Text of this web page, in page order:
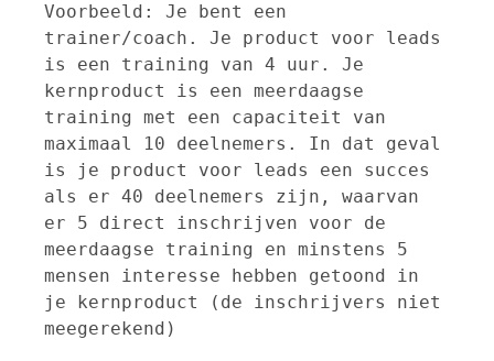
Voorbeeld: Je bent een
trainer/coach. Je product voor leads
is een training van 4 uur. Je
kernproduct is een meerdaagse
training met een capaciteit van
maximaal 10 deelnemers. In dat geval
is je product voor leads een succes
als er 40 deelnemers zijn, waarvan
er 5 direct inschrijven voor de
meerdaagse training en minstens 5
mensen interesse hebben getoond in
je kernproduct (de inschrijvers niet
meegerekend)